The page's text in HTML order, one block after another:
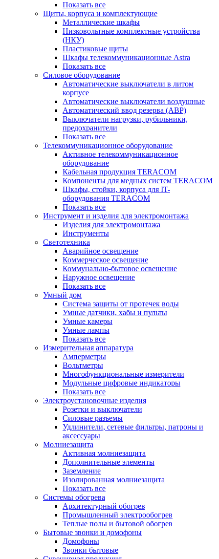
Показать все
Щиты, корпуса и комплектующие
Металлические шкафы
Низковольтные комплектные устройства
(НКУ)
Пластиковые щиты
Шкафы телекоммуникационные Astra
Показать все
Силовое оборудование
Автоматические выключатели в литом
корпусе
Автоматические выключатели воздушные
Автоматический ввод резерва (АВР)
Выключатели нагрузки, рубильники,
предохранители
Показать все
Телекоммуникационное оборудование
Активное телекоммуникационное
оборудование
Кабельная продукция TERACOM
Компоненты для медных систем TERACOM
Шкафы, стойки, корпуса для IT-
оборудования TERACOM
Показать все
Инструмент и изделия для электромонтажа
Изделия для электромонтажа
Инструменты
Светотехника
Аварийное освещение
Коммерческое освещение
Коммунально-бытовое освещение
Наружное освещение
Показать все
Умный дом
Система защиты от протечек воды
Умные датчики, хабы и пульты
Умные камеры
Умные лампы
Показать все
Измерительная аппаратура
Амперметры
Вольтметры
Многофункциональные измерители
Модульные цифровые индикаторы
Показать все
Электроустановочные изделия
Розетки и выключатели
Силовые разъемы
Удлинители, сетевые фильтры, патроны и
аксессуары
Молниезащита
Активная молниезащита
Дополнительные элементы
Заземление
Изолированная молниезащита
Показать все
Системы обогрева
Архитектурный обогрев
Промышленный электрообогрев
Теплые полы и бытовой обогрев
Бытовые звонки и домофоны
Домофоны
Звонки бытовые